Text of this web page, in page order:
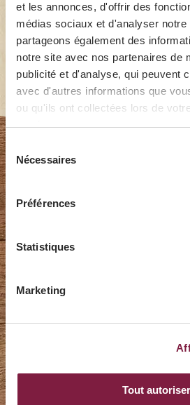
et les annonces, d'offrir des
médias sociaux et d'analyser notre
partageons également des
notre site avec nos partenaires de
publicité et d'analyse, qui peuvent
avec d'autres informations que
ou qu'ils ont collectées lors de
services.
Sélection
du
consentement
Nécessaires
Préférences
Statistiques
Marketing
Tout autoriser
Présenter les
l'automne